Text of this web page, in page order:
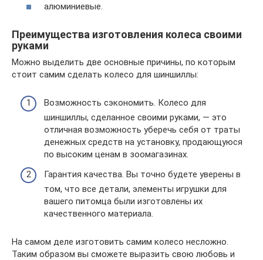
алюминиевые.
Преимущества изготовления колеса своими
руками
Можно выделить две основные причины, по которым
стоит самим сделать колесо для шиншиллы:
Возможность сэкономить. Колесо для
шиншиллы, сделанное своими руками, — это
отличная возможность уберечь себя от траты
денежных средств на установку, продающуюся
по высоким ценам в зоомагазинах.
Гарантия качества. Вы точно будете уверены в
том, что все детали, элементы игрушки для
вашего питомца были изготовлены их
качественного материала.
На самом деле изготовить самим колесо несложно.
Таким образом вы сможете выразить свою любовь и